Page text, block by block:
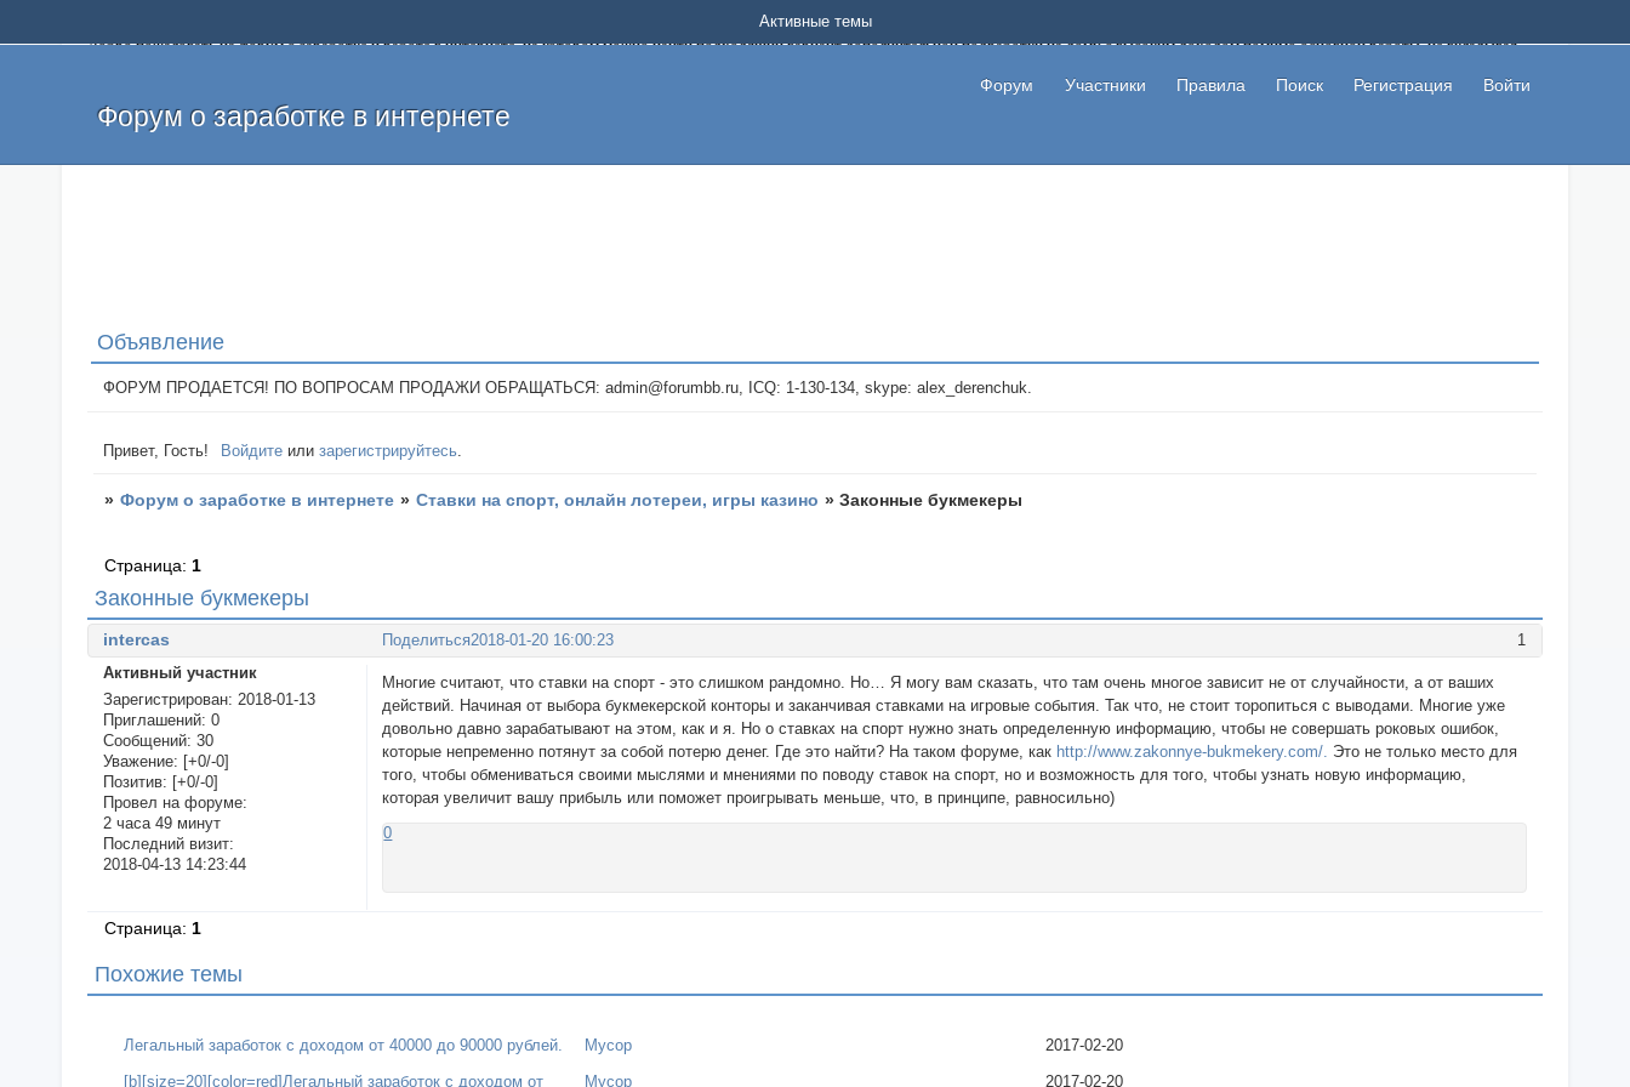
Добро пожаловать на форум о заработке и работе в интернете, на котором можно найти подходящий вариант дополнительной подработки на дому с высоким доходом помимо основной работы, не вкладывая
и оставлять свои отзывы. Если вы знаете, что определенный проект или сайт не платит, то указывайте в теме что это лохотрон, чтобы другие пользователи не попались на развод. Вы сможете начать зарабатывать
легкие деньги без вложений и регистрации уже сегодня. Создавайте новые темы, размещайте объявления со своими пригласительными ссылками и первая прибыль не заставит себя долго ждать.
Форум о заработке в интернете
Форум Участники Правила Поиск Регистрация Войти
Активные темы
Объявление
ФОРУМ ПРОДАЕТСЯ! ПО ВОПРОСАМ ПРОДАЖИ ОБРАЩАТЬСЯ: admin@forumbb.ru, ICQ: 1-130-134, skype: alex_derenchuk.
Привет, Гость! Войдите илизарегистрируйтесь.
» Форум о заработке в интернете » Ставки на спорт, онлайн лотереи, игры казино »Законные букмекеры
Законные букмекеры
Страница: 1
Поделиться 1
2018-01-20 16:00:23
intercas
Активный участник
Зарегистрирован: 2018-01-13
Приглашений: 0
Сообщений: 30
Уважение: [+0/-0]
Позитив: [+0/-0]
Провел на форуме:
2 часа 49 минут
Последний визит:
2018-04-13 14:23:44
Многие считают, что ставки на спорт - это слишком рандомно. Но… Я могу вам сказать, что там очень многое зависит не от случайности, а от ваших
действий. Начиная от выбора букмекерской конторы и заканчивая ставками на игровые события. Так что, не стоит торопиться с выводами. Многие уже
довольно давно зарабатывают на этом, как и я. Но о ставках на спорт нужно знать определенную информацию, чтобы не совершать роковых ошибок,
которые непременно потянут за собой потерю денег. Где это найти? На таком форуме, как http://www.zakonnye-bukmekery.com/. Это не только место для
того, чтобы обмениваться своими мыслями и мнениями по поводу ставок на спорт, но и возможность для того, чтобы узнать новую информацию,
которая увеличит вашу прибыль или поможет проигрывать меньше, что, в принципе, равносильно)
0
Страница: 1
Похожие темы
Легальный заработок с доходом от 40000 до 90000 рублей. Мусор
2017-02-20
[b][size=20][color=red]Легальный заработок с доходом от
Мусор 2017-02-20